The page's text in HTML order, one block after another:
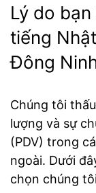
Lý do
tiếng
Đông
Chúng tôi
lượng và sự
(PDV) trong
ngoài. Dưới
chọn chúng